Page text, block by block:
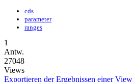
cds
parameter
ranges
1
Antw.
27048
Views
Exportieren der Ergebnissen einer View